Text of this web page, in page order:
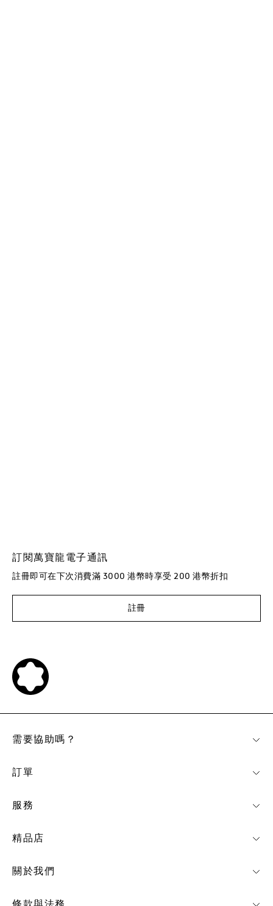
訂閱萬寶龍電子通訊
註冊即可在下次消費滿 3000 港幣時享受 200 港幣折扣
註冊
需要協助嗎？
訂單
服務
精品店
關於我們